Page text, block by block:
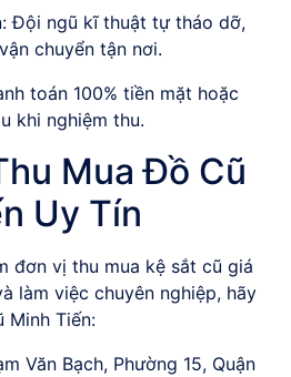
Đội ngũ kĩ thuật tự tháo dỡ,
chuyển tận nơi.
toán 100% tiền mặt hoặc
khi nghiệm thu.
Mua Đồ Cũ
Uy Tín
đơn vị thu mua kệ sắt cũ giá
làm việc chuyên nghiệp, hãy
Minh Tiến:
Văn Bạch, Phường 15, Quận